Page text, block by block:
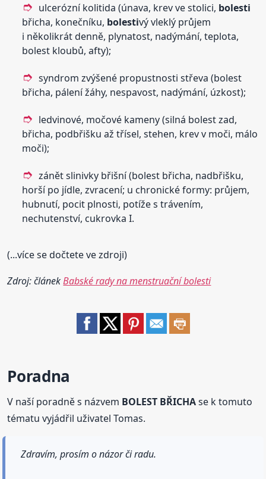
ulcerózní kolitida (únava, krev ve stolici, bolesti
břicha, konečníku, bolestivý vleklý průjem
i několikrát denně, plynatost, nadýmání, teplota,
bolest kloubů, afty);
syndrom zvýšené propustnosti střeva (bolest
břicha, pálení žáhy, nespavost, nadýmání, úzkost);
ledvinové, močové kameny (silná bolest zad,
břicha, podbřišku až třísel, stehen, krev v moči, málo
moči);
zánět slinivky břišní (bolest břicha, nadbřišku,
horší po jídle, zvracení; u chronické formy: průjem,
hubnutí, pocit plnosti, potíže s trávením,
nechutenství, cukrovka I.
(...více se dočtete ve zdroji)
Zdroj: článekBabské rady na menstruační bolesti
Poradna
V naší poradně s názvem BOLEST BŘICHAse k tomuto
tématu vyjádřil uživatel Tomas.
Zdravím, prosím o názor či radu.